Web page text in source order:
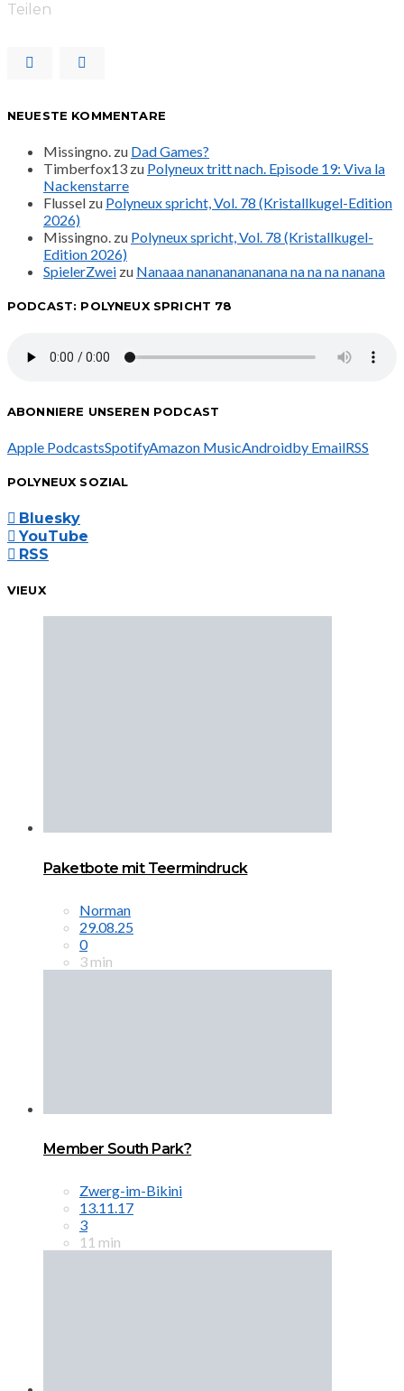
Teilen
NEUESTE KOMMENTARE
Missingno. zu Dad Games?
Timberfox13 zu Polyneux tritt nach. Episode 19: Viva la
Nackenstarre
Flussel zu Polyneux spricht, Vol. 78 (Kristallkugel-Edition
2026)
Missingno. zu Polyneux spricht, Vol. 78 (Kristallkugel-
Edition 2026)
SpielerZwei zu Nanaaa nanananananana na na na nanana
PODCAST: POLYNEUX SPRICHT 78
ABONNIERE UNSEREN PODCAST
Apple PodcastsSpotifyAmazon MusicAndroidby EmailRSS
POLYNEUX SOZIAL
Bluesky
YouTube
RSS
VIEUX
Paketbote mit Teermindruck
Norman
29.08.25
0
3 min
Member South Park?
Zwerg-im-Bikini
13.11.17
3
11 min